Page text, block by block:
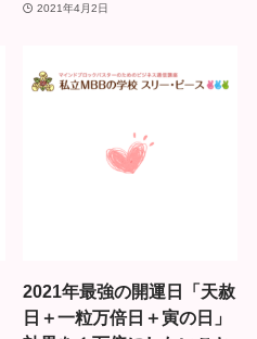
2021年4月2日
2021年最強の開運日「天赦
日＋一粒万倍日＋寅の日」